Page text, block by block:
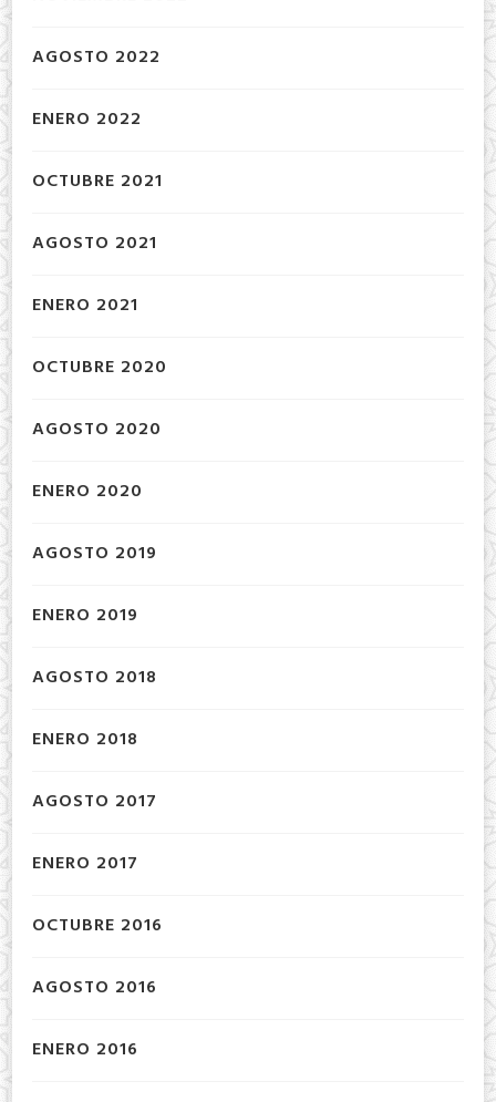
AGOSTO 2022
ENERO 2022
OCTUBRE 2021
AGOSTO 2021
ENERO 2021
OCTUBRE 2020
AGOSTO 2020
ENERO 2020
AGOSTO 2019
ENERO 2019
AGOSTO 2018
ENERO 2018
AGOSTO 2017
ENERO 2017
OCTUBRE 2016
AGOSTO 2016
ENERO 2016